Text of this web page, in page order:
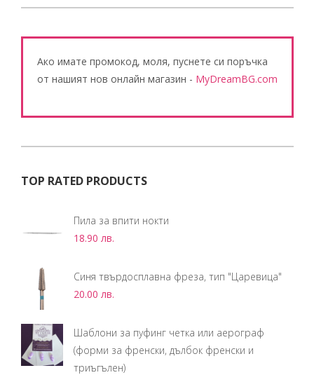
Ако имате промокод, моля, пуснете си поръчка
от нашият нов онлайн магазин - MyDreamBG.com
TOP RATED PRODUCTS
Пила за впити нокти
18.90 лв.
Синя твърдосплавна фреза, тип "Царевица"
20.00 лв.
Шаблони за пуфинг четка или аерограф
(форми за френски, дълбок френски и
триъгълен)